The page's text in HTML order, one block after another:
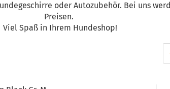
oder Autozubehör. Bei uns
Preisen.
Viel Spaß in Ihrem Hundeshop!